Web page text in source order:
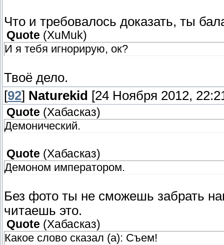
Что и требовалось доказать, ты
Quote (XuMuk)
И я тебя игнорирую, ок?
Твоё дело.
[92] Naturekid [24 Ноября 2012,
Quote (Хабасказ)
Демонический.
Quote (Хабасказ)
Демоном императором.
Без фото ты не сможешь забрать
читаешь это.
Quote (Хабасказ)
Какое слово сказал (a): Съем!